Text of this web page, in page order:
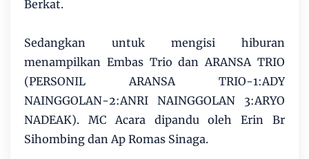
Berkat.
Sedangkan untuk mengisi hiburan
menampilkan Embas Trio dan ARANSA TRIO
(PERSONIL ARANSA TRIO-1:ADY
NAINGGOLAN-2:ANRI NAINGGOLAN 3:ARYO
NADEAK). MC Acara dipandu oleh Erin Br
Sihombing dan Ap Romas Sinaga.